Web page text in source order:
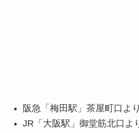
阪急「梅田駅」茶屋町口よ
JR「大阪駅」御堂筋北口よ